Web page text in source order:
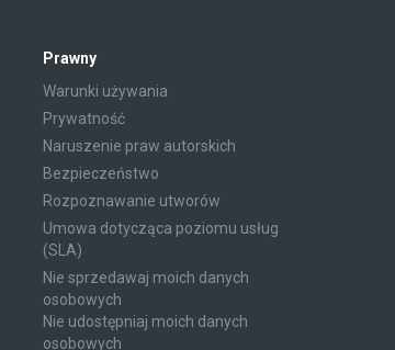
Prawny
Warunki używania
Prywatność
Naruszenie praw autorskich
Bezpieczeństwo
Rozpoznawanie utworów
Umowa dotycząca poziomu usług
(SLA)
Nie sprzedawaj moich danych
osobowych
Nie udostępniaj moich danych
osobowych